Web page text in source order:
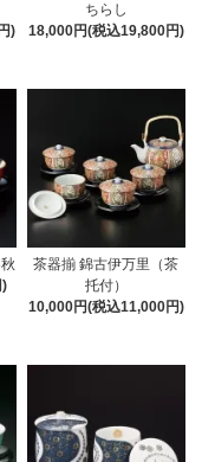
)
ちらし
18,000円(税込19,800円)
)
茶器揃 錦古伊万里（茶
托付）
10,000円(税込11,000円)